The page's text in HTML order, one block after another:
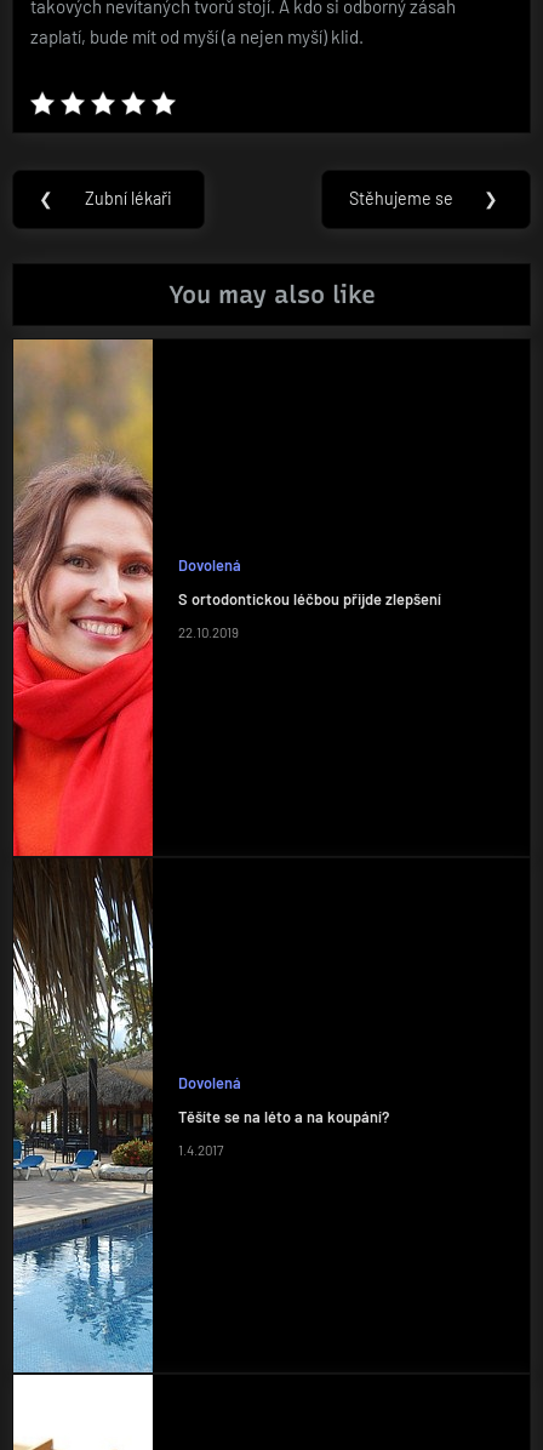
takových nevítaných tvorů stojí. A kdo si odborný zásah
zaplatí, bude mít od myší (a nejen myší) klid.
Navigace
pro
příspěvek
❮
Previous
Zubní lékaři
Next
Stěhujeme se ❯
You may also like
Dovolená
S ortodontickou léčbou přijde zlepšení
22.10.2019
Dovolená
Těšíte se na léto a na koupání?
1.4.2017